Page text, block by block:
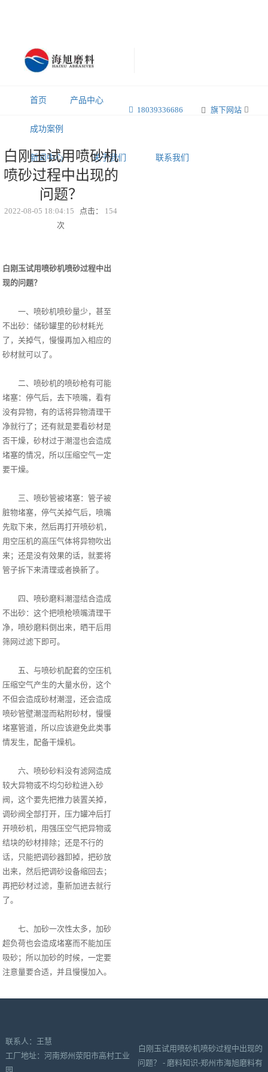
旗下网站
18039336686
首页 产品中心
成功案例
新闻中心 关于我们 联系我们
白刚玉试用喷砂机
喷砂过程中出现的
问题？
2022-08-05 18:04:15 点击： 154
次
白刚玉试用喷砂机喷砂过程中出
现的问题？
一、喷砂机喷砂量少，甚至
不出砂：储砂罐里的砂材耗光
了，关掉气，慢慢再加入相应的
砂材就可以了。
二、喷砂机的喷砂枪有可能
堵塞：停气后，去下喷嘴，看有
没有异物，有的话将异物清理干
净就行了；还有就是要看砂材是
否干燥，砂材过于潮湿也会造成
堵塞的情况，所以压缩空气一定
要干燥。
三、喷砂管被堵塞：管子被
脏物堵塞，停气关掉气后，喷嘴
先取下来，然后再打开喷砂机，
用空压机的高压气体将异物吹出
来；还是没有效果的话，就要将
管子拆下来清理或者换新了。
四、喷砂磨料潮湿结合造成
不出砂：这个把喷枪喷嘴清理干
净，喷砂磨料倒出来，晒干后用
筛网过滤下即可。
五、与喷砂机配套的空压机
压缩空气产生的大量水份，这个
不但会造成砂材潮湿，还会造成
喷砂管壁潮湿而粘附砂材，慢慢
堵塞管道，所以应该避免此类事
情发生，配备干燥机。
六、喷砂砂料没有滤网造成
较大异物或不均匀砂粒进入砂
阀，这个要先把推力装置关掉，
调砂阀全部打开，压力罐冲后打
开喷砂机，用强压空气把异物或
结块的砂材排除；还是不行的
话，只能把调砂器卸掉，把砂放
出来，然后把调砂设备缩回去；
再把砂材过滤，重新加进去就行
了。
七、加砂一次性太多，加砂
超负荷也会造成堵塞而不能加压
吸砂；所以加砂的时候，一定要
注意量要合适，并且慢慢加入。
联系人：王慧
工厂地址：河南郑州荥阳市高村工业
园
白刚玉试用喷砂机喷砂过程中出现的
问题？ - 磨料知识-郑州市海旭磨料有